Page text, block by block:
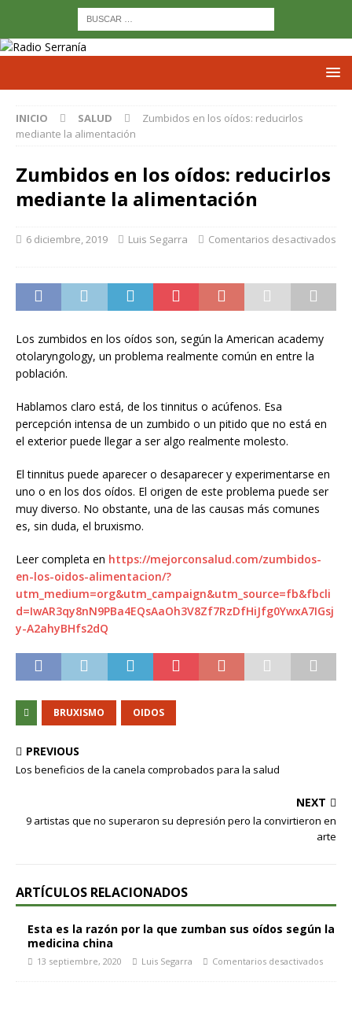
INICIO SALUD
Zumbidos en los oídos: reducirlos
mediante la alimentación
Zumbidos en los oídos: reducirlos
mediante la alimentación
6 diciembre, 2019 Luis Segarra Comentarios desactivados
Los zumbidos en los oídos son, según la American academy
otolaryngology, un problema realmente común en entre la
población.
Hablamos claro está, de los tinnitus o acúfenos. Esa
percepción intensa de un zumbido o un pitido que no está en
el exterior puede llegar a ser algo realmente molesto.
El tinnitus puede aparecer o desaparecer y experimentarse en
uno o en los dos oídos. El origen de este problema puede ser
muy diverso. No obstante, una de las causas más comunes
es, sin duda, el bruxismo.
Leer completa en https://mejorconsalud.com/zumbidos-
en-los-oidos-alimentacion/?
utm_medium=org&utm_campaign&utm_source=fb&fbcli
d=IwAR3qy8nN9PBa4EQsAaOh3V8Zf7RzDfHiJfg0YwxA7IGsj
y-A2ahyBHfs2dQ
BRUXISMO OIDOS
PREVIOUS
Los beneficios de la canela comprobados para la salud
NEXT
9 artistas que no superaron su depresión pero la convirtieron en
arte
ARTÍCULOS RELACIONADOS
Esta es la razón por la que zumban sus oídos según la
medicina china
13 septiembre, 2020 Luis Segarra Comentarios desactivados